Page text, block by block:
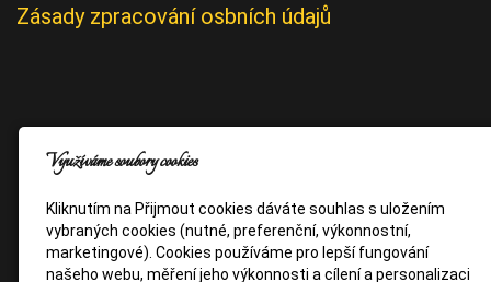
Zásady zpracování osbních údajů
Využíváme soubory cookies
Kliknutím na Přijmout cookies dáváte souhlas s uložením
vybraných cookies (nutné, preferenční, výkonnostní,
marketingové). Cookies používáme pro lepší fungování
našeho webu, měření jeho výkonnosti a cílení a personalizaci